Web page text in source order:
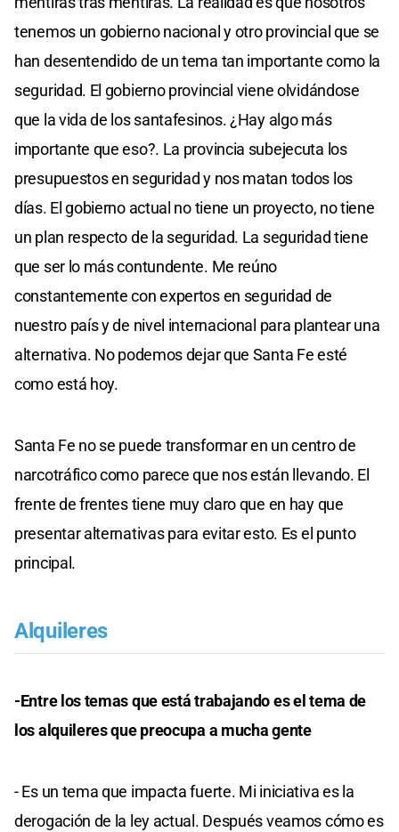
tenemos un gobierno nacional y otro provincial que se
han desentendido de un tema tan importante como la
seguridad. El gobierno provincial viene olvidándose
que la vida de los santafesinos. ¿Hay algo más
importante que eso?. La provincia subejecuta los
presupuestos en seguridad y nos matan todos los
días. El gobierno actual no tiene un proyecto, no tiene
un plan respecto de la seguridad. La seguridad tiene
que ser lo más contundente. Me reúno
constantemente con expertos en seguridad de
nuestro país y de nivel internacional para plantear una
alternativa. No podemos dejar que Santa Fe esté
como está hoy.
Santa Fe no se puede transformar en un centro de
narcotráfico como parece que nos están llevando. El
frente de frentes tiene muy claro que en hay que
presentar alternativas para evitar esto. Es el punto
principal.
Alquileres
-Entre los temas que está trabajando es el tema de
los alquileres que preocupa a mucha gente
- Es un tema que impacta fuerte. Mi iniciativa es la
derogación de la ley actual. Después veamos cómo es